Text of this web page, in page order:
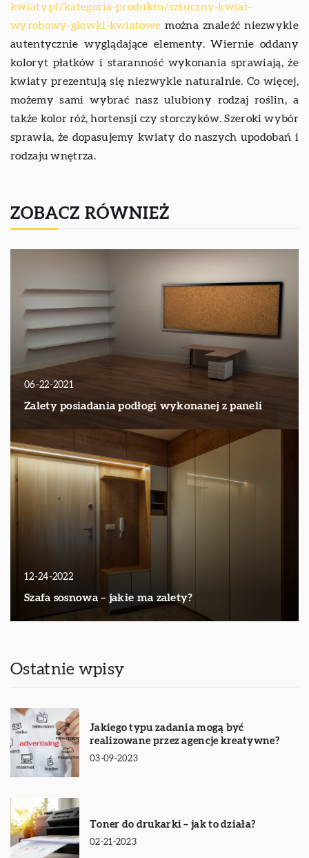
kwiaty.pl/kategoria-produktu/sztuczny-kwiat-
wyrobowy-glowki-kwiatowe można znaleźć niezwykle
autentycznie wyglądające elementy. Wiernie oddany
koloryt płatków i staranność wykonania sprawiają, że
kwiaty prezentują się niezwykle naturalnie. Co więcej,
możemy sami wybrać nasz ulubiony rodzaj roślin, a
także kolor róż, hortensji czy storczyków. Szeroki wybór
sprawia, że dopasujemy kwiaty do naszych upodobań i
rodzaju wnętrza.
ZOBACZ RÓWNIEŻ
06-22-2021
Zalety posiadania podłogi wykonanej z paneli
12-24-2022
Szafa sosnowa – jakie ma zalety?
Ostatnie wpisy
Jakiego typu zadania mogą być
realizowane przez agencje kreatywne?
03-09-2023
Toner do drukarki – jak to działa?
02-21-2023